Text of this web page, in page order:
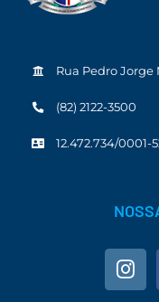
Rua Pedro Jorge
(82) 2122-3500
12.472.734/0001-